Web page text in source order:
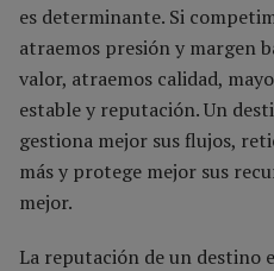
es determinante. Si
atraemos presión y margen
valor, atraemos calidad,
estable y reputación. Un
gestiona mejor sus flujos,
más y protege mejor sus
mejor.
La reputación de un destino